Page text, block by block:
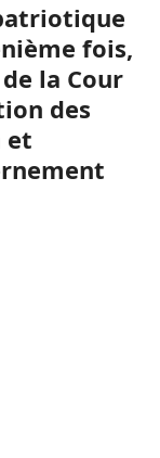
fois,
la Cour
des
et